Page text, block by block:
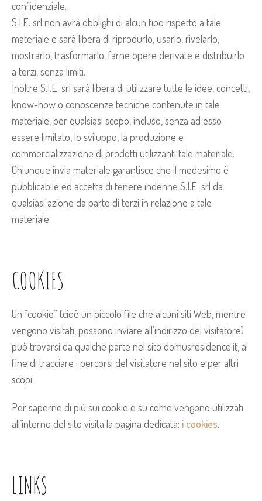
confidenziale.
S.I.E. srl non avrà obblighi di alcun tipo rispetto a tale
materiale e sarà libera di riprodurlo, usarlo, rivelarlo,
mostrarlo, trasformarlo, farne opere derivate e distribuirlo
a terzi, senza limiti.
Inoltre S.I.E. srl sarà libera di utilizzare tutte le idee, concetti,
know-how o conoscenze tecniche contenute in tale
materiale, per qualsiasi scopo, incluso, senza ad esso
essere limitato, lo sviluppo, la produzione e
commercializzazione di prodotti utilizzanti tale materiale.
Chiunque invia materiale garantisce che il medesimo è
pubblicabile ed accetta di tenere indenne S.I.E. srl da
qualsiasi azione da parte di terzi in relazione a tale
materiale.
COOKIES
Un “cookie” (cioè un piccolo file che alcuni siti Web, mentre
vengono visitati, possono inviare all’indirizzo del visitatore)
può trovarsi da qualche parte nel sito domusresidence.it, al
fine di tracciare i percorsi del visitatore nel sito e per altri
scopi.
Per saperne di più sui cookie e su come vengono utilizzati
all’interno del sito visita la pagina dedicata: i cookies.
LINKS